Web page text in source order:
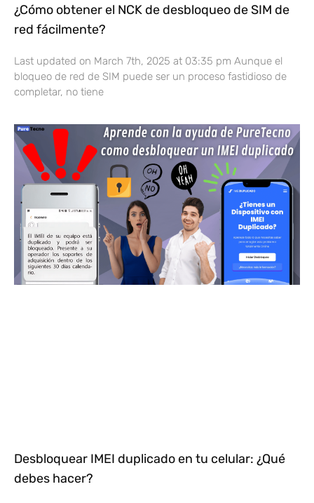
¿Cómo obtener el NCK de desbloqueo de SIM de
red fácilmente?
Last updated on March 7th, 2025 at 03:35 pm Aunque el
bloqueo de red de SIM puede ser un proceso fastidioso de
completar, no tiene
Desbloquear IMEI duplicado en tu celular: ¿Qué
debes hacer?